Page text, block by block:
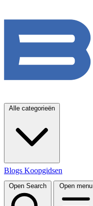
Alle categorieën
Blogs Koopgidsen
Open Search Open menu